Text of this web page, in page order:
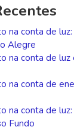
na conta de
Alegre
na conta de luz
na conta de
na conta de
Fundo